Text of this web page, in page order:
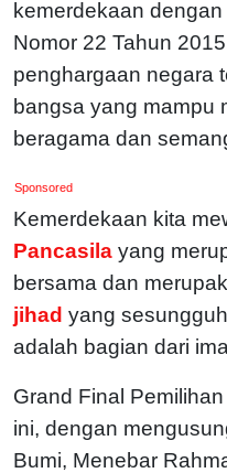
kemerdekaan
Nomor 22 Tahun
penghargaan negara
bangsa yang mampu
beragama dan
Sponsored
Kemerdekaan kita
Pancasila yang
bersama dan
jihad yang
adalah bagian dari
Grand Final
ini, dengan
Bumi, Menebar